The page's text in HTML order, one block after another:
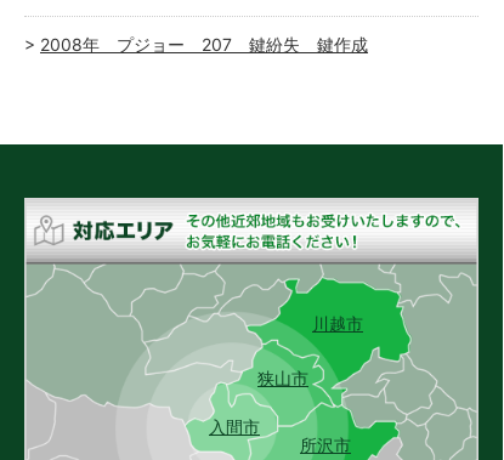
2008年 プジョー 207 鍵紛失 鍵作成
入間市
狭山市
所沢市
川越市